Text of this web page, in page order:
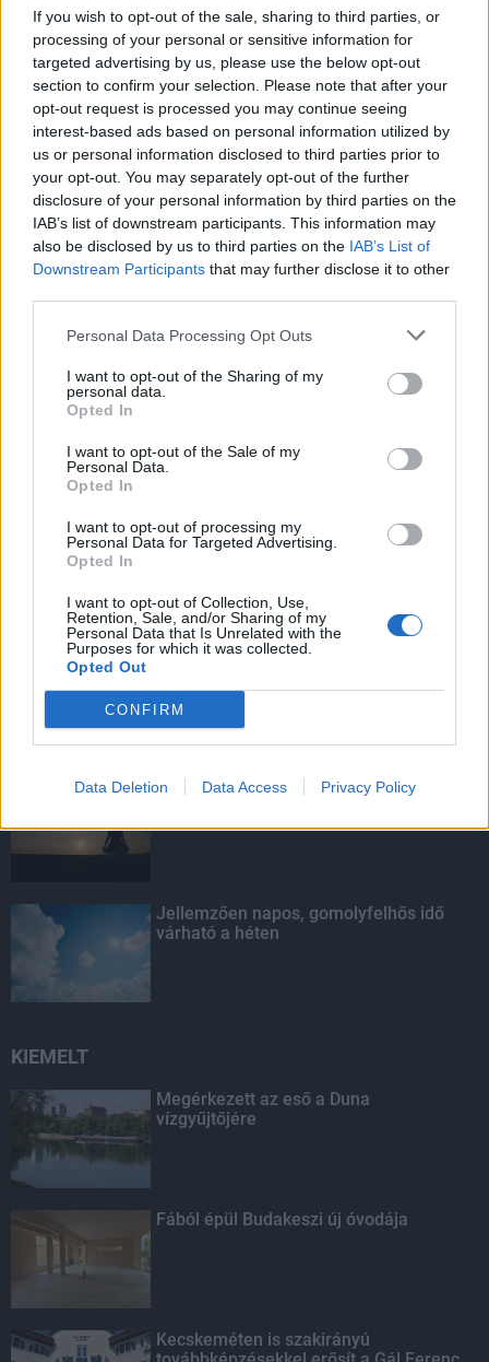
If you wish to opt-out of the sale, sharing to third parties, or
processing of your personal or sensitive information for
targeted advertising by us, please use the below opt-out
section to confirm your selection. Please note that after your
opt-out request is processed you may continue seeing
interest-based ads based on personal information utilized by
us or personal information disclosed to third parties prior to
your opt-out. You may separately opt-out of the further
disclosure of your personal information by third parties on the
IAB’s list of downstream participants. This information may
also be disclosed by us to third parties on the IAB’s List of
Downstream Participants that may further disclose it to other
Personal Data Processing Opt Outs
I want to opt-out of the Sharing of my
personal data.
Opted In
I want to opt-out of the Sale of my
Personal Data.
Opted In
I want to opt-out of processing my
Personal Data for Targeted Advertising.
Opted In
I want to opt-out of Collection, Use,
Retention, Sale, and/or Sharing of my
Personal Data that Is Unrelated with the
Purposes for which it was collected.
Opted Out
CONFIRM
Data Deletion Data Access Privacy Policy
Helyi
Amire többmillióan vártunk: szombattól
másodfokúra csökken a riasztás
Pest megye
Fából épül Budakeszi új óvodája
HIRDETÉS
HIRDETÉS
HIRDETÉS
LEGOLVASOTTABB
Tizenöt hegedűkészítő-mester mutatja
be munkáját Budán
Amire többmillióan vártunk: szombattól
Jellemzően napos, gomolyfelhős idő
várható a héten
KIEMELT
Megérkezett az eső a Duna
vízgyűjtőjére
Fából épül Budakeszi új óvodája
Kecskeméten is szakirányú